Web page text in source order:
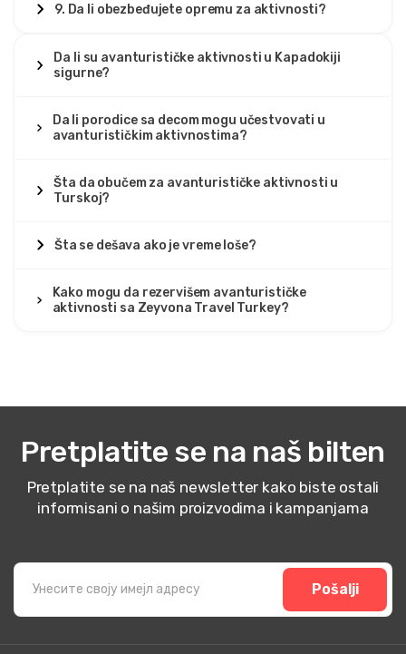
9. Da li obezbeđujete opremu za aktivnosti?
Da li su avanturističke aktivnosti u Kapadokiji
sigurne?
Da li porodice sa decom mogu učestvovati u
avanturističkim aktivnostima?
Šta da obučem za avanturističke aktivnosti u
Turskoj?
Šta se dešava ako je vreme loše?
Kako mogu da rezervišem avanturističke
aktivnosti sa Zeyvona Travel Turkey?
Pretplatite se na naš bilten
Pretplatite se na naš newsletter kako biste ostali
informisani o našim proizvodima i kampanjama
Pošalji